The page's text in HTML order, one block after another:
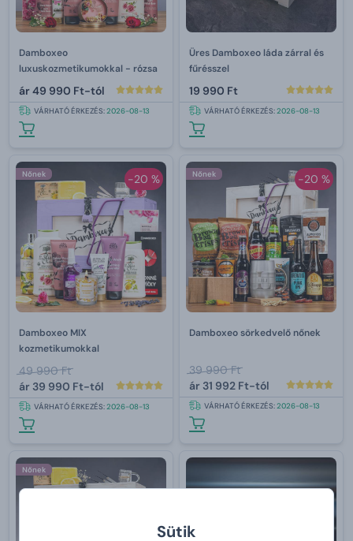
Sütik
Damboxeo
luxuskozmetikumokkal - rózsa
ár49 990 Ft-tól
VÁRHATÓ ÉRKEZÉS:2026-08-13
Üres Damboxeo láda zárral és
fűrésszel
19 990 Ft
VÁRHATÓ ÉRKEZÉS:2026-08-13
-20 %
Nőnek
Damboxeo MIX
kozmetikumokkal
49 990 Ft
ár39 990 Ft-tól
VÁRHATÓ ÉRKEZÉS:2026-08-13
-20 %
Nőnek
Damboxeo sörkedvelő nőnek
39 990 Ft
ár31 992 Ft-tól
VÁRHATÓ ÉRKEZÉS:2026-08-13
Nőnek